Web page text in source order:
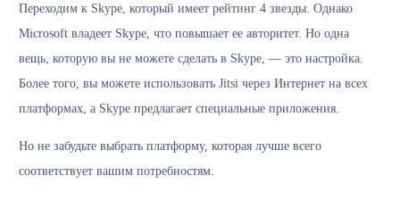
Переходим к Skype, который имеет рейтинг 4 звезды. Однако
Microsoft владеет Skype, что повышает ее авторитет. Но одна
вещь, которую вы не можете сделать в Skype, — это настройка.
Более того, вы можете использовать Jitsi через Интернет на всех
платформах, а Skype предлагает специальные приложения.
Но не забудьте выбрать платформу, которая лучше всего
соответствует вашим потребностям.